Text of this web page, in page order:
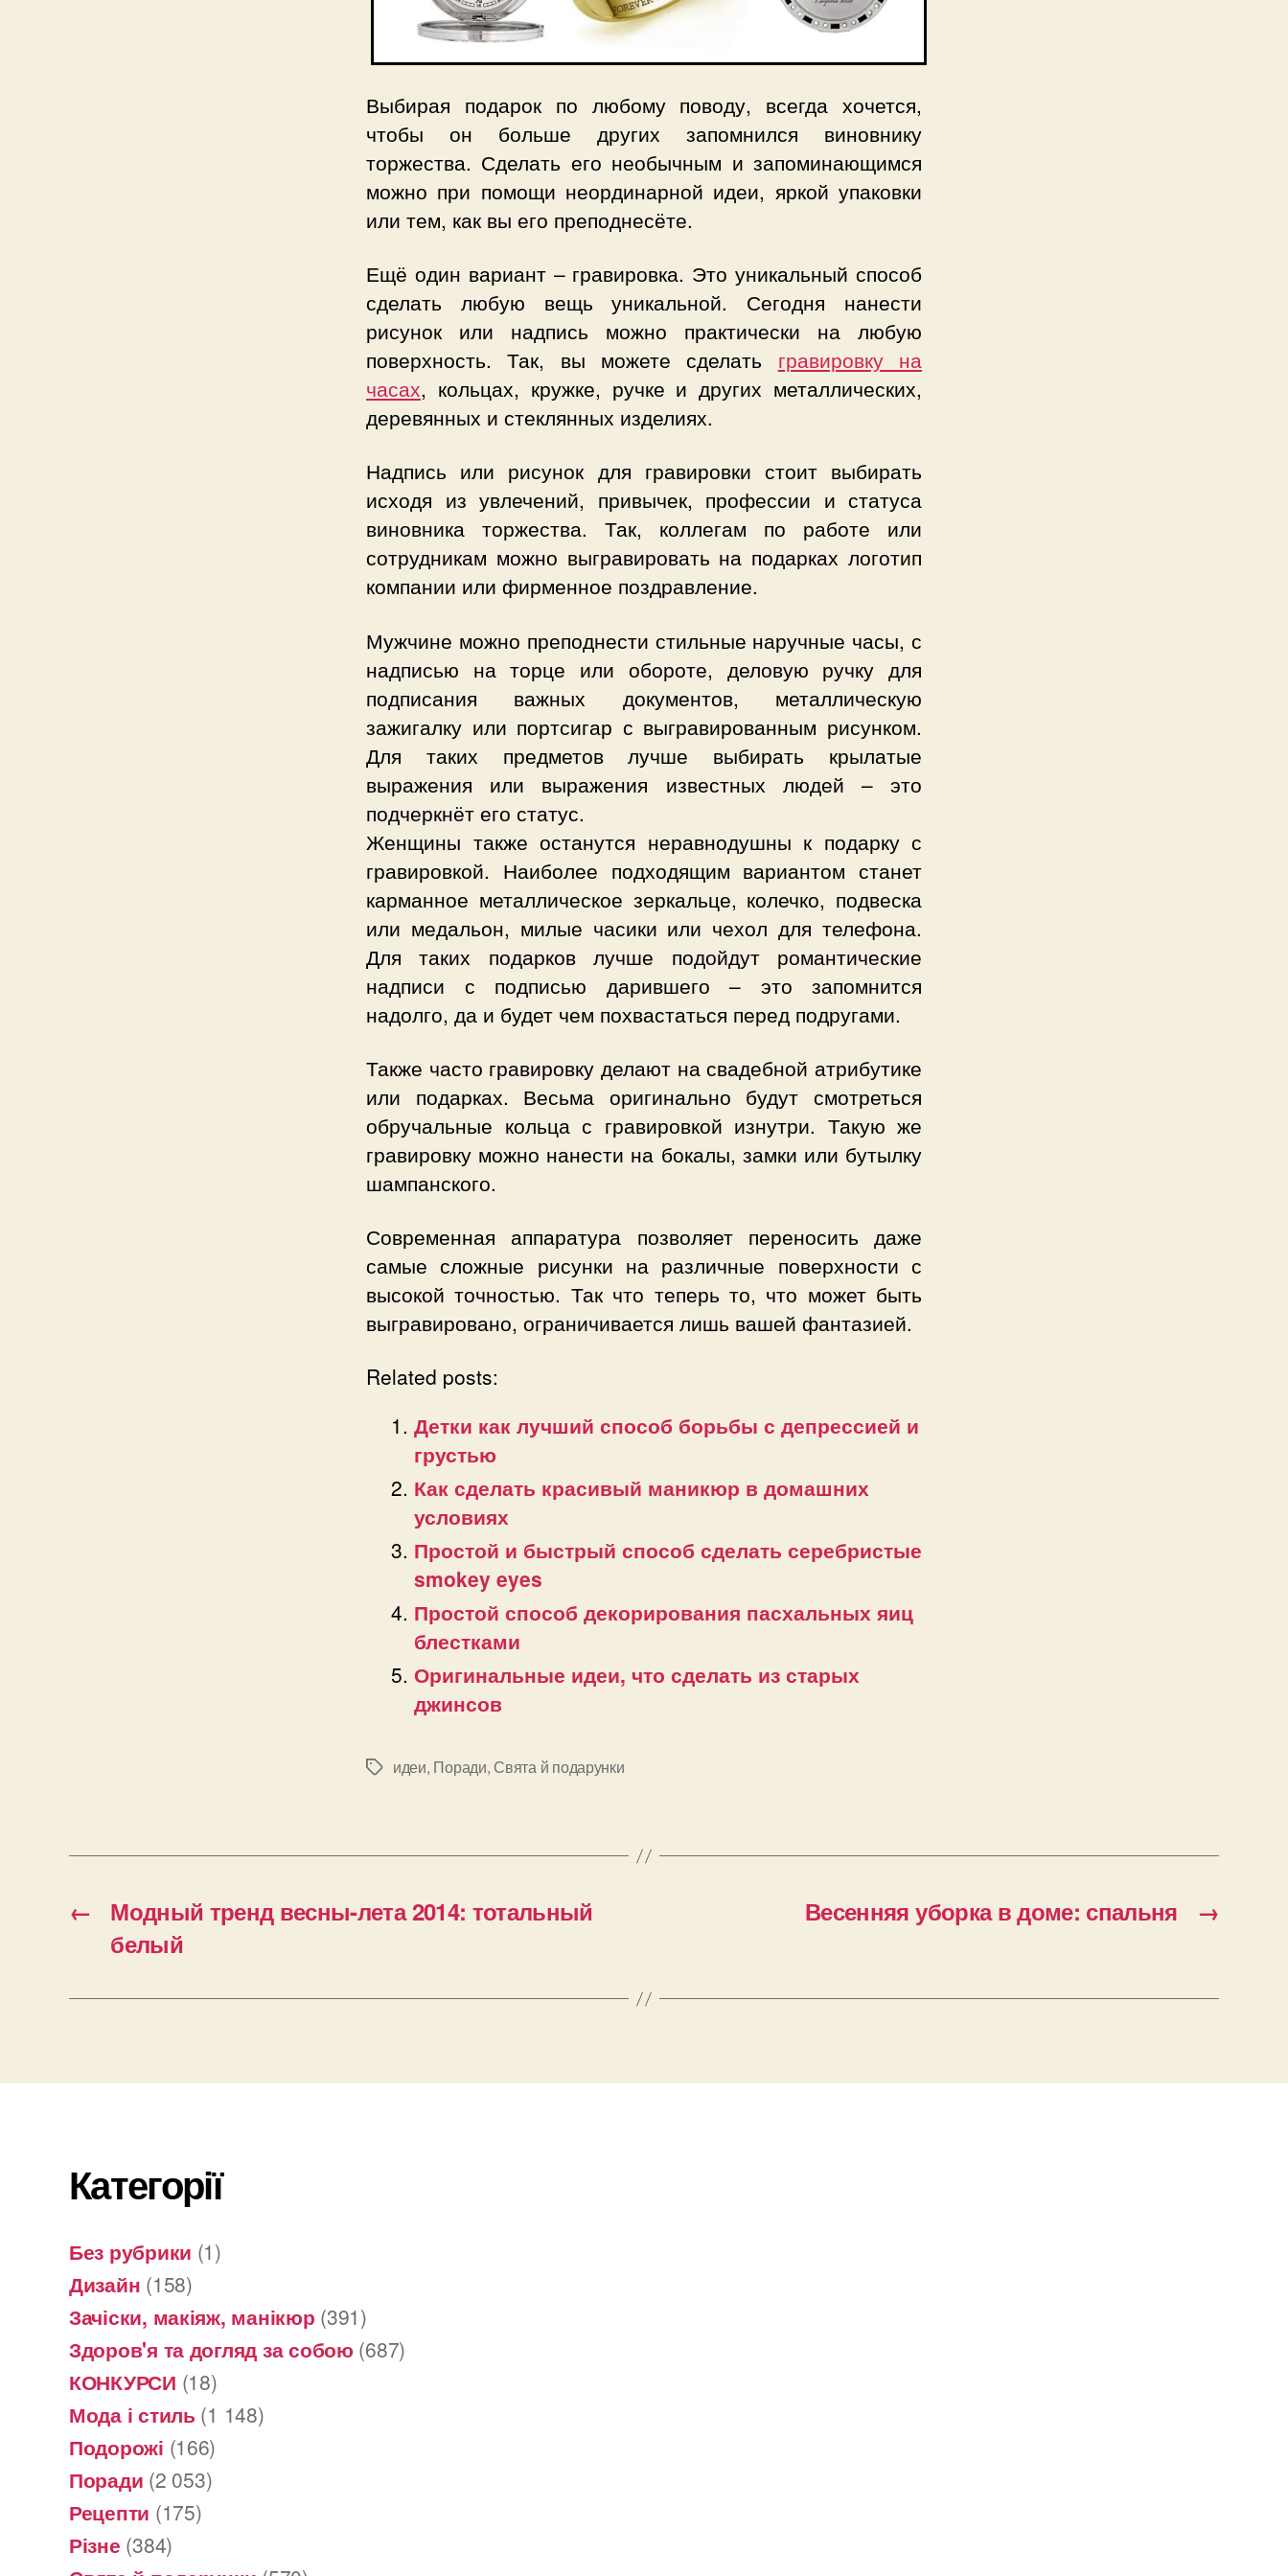
Выбирая подарок по любому поводу, всегда хочется,
чтобы он больше других запомнился виновнику
торжества. Сделать его необычным и запоминающимся
можно при помощи неординарной идеи, яркой упаковки
или тем, как вы его преподнесёте.
Ещё один вариант – гравировка. Это уникальный способ
сделать любую вещь уникальной. Сегодня нанести
рисунок или надпись можно практически на любую
поверхность. Так, вы можете сделать гравировку на
часах, кольцах, кружке, ручке и других металлических,
деревянных и стеклянных изделиях.
Надпись или рисунок для гравировки стоит выбирать
исходя из увлечений, привычек, профессии и статуса
виновника торжества. Так, коллегам по работе или
сотрудникам можно выгравировать на подарках логотип
компании или фирменное поздравление.
Мужчине можно преподнести стильные наручные часы, с
надписью на торце или обороте, деловую ручку для
подписания важных документов, металлическую
зажигалку или портсигар с выгравированным рисунком.
Для таких предметов лучше выбирать крылатые
выражения или выражения известных людей – это
подчеркнёт его статус.
Женщины также останутся неравнодушны к подарку с
гравировкой. Наиболее подходящим вариантом станет
карманное металлическое зеркальце, колечко, подвеска
или медальон, милые часики или чехол для телефона.
Для таких подарков лучше подойдут романтические
надписи с подписью дарившего – это запомнится
надолго, да и будет чем похвастаться перед подругами.
Также часто гравировку делают на свадебной атрибутике
или подарках. Весьма оригинально будут смотреться
обручальные кольца с гравировкой изнутри. Такую же
гравировку можно нанести на бокалы, замки или бутылку
шампанского.
Современная аппаратура позволяет переносить даже
самые сложные рисунки на различные поверхности с
высокой точностью. Так что теперь то, что может быть
выгравировано, ограничивается лишь вашей фантазией.
Related posts:
Детки как лучший способ борьбы с депрессией и
грустью
Как сделать красивый маникюр в домашних
условиях
Простой и быстрый способ сделать серебристые
smokey eyes
Простой способ декорирования пасхальных яиц
блестками
Оригинальные идеи, что сделать из старых
джинсов
Позначки
идеи, Поради, Свята й подарунки
←
Модный тренд весны-лета 2014: тотальный
белый
→
Весенняя уборка в доме: спальня
Категорії
Без рубрики (1)
Дизайн (158)
Зачіски, макіяж, манікюр (391)
Здоров'я та догляд за собою (687)
КОНКУРСИ (18)
Мода і стиль (1 148)
Подорожі (166)
Поради (2 053)
Рецепти (175)
Різне (384)